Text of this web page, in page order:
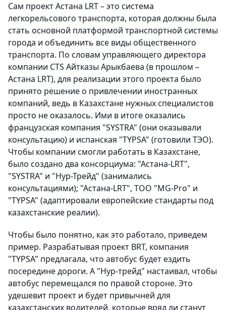
Сам проект Астана LRT – это система
легкорельсового транспорта, которая должны была
стать основной платформой транспортной системы
города и объединить все виды общественного
транспорта. По словам управляющего директора
компании CTS Айтказы Арыкбаева (в прошлом –
Астана LRT), для реализации этого проекта было
принято решение о привлечении иностранных
компаний, ведь в Казахстане нужных специалистов
просто не оказалось. Ими в итоге оказались
французская компания "SYSTRA" (они оказывали
консультацию) и испанская "TYPSA" (готовили ТЭО).
Чтобы компании смогли работать в Казахстане,
было создано два консорциума: "Астана-LRT",
"SYSTRA" и "Нур-Трейд" (занимались
консультациями); "Астана-LRT", ТОО "MG-Pro" и
"TYPSA" (адаптировали европейские стандарты под
казахстанские реалии).
Чтобы было понятно, как это работало, приведем
пример. Разрабатывая проект BRT, компания
"TYPSA" предлагала, что автобус будет ездить
посередине дороги. А "Нур-трейд" настаивал, чтобы
автобус перемещался по правой стороне. Это
удешевит проект и будет привычней для
казахстанских водителей, которые вряд ли станут